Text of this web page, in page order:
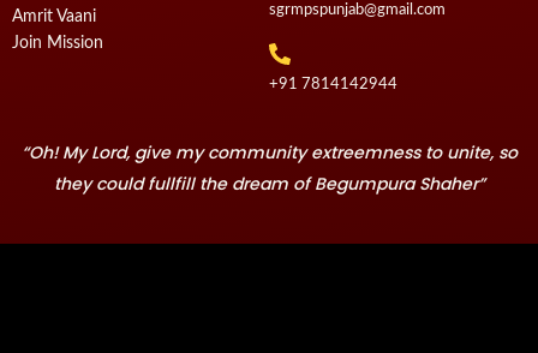
Amrit Vaani
Join Mission
sgrmpspunjab@gmail.com
+91 7814142944‬
“Oh! My Lord, give my community extreemness to unite, so
they could fullfill the dream of Begumpura Shaher”